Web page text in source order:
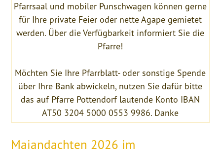
Pfarrsaal und mobiler Punschwagen können gerne
für Ihre private Feier oder nette Agape gemietet
werden. Über die Verfügbarkeit informiert Sie die
Pfarre!
Möchten Sie Ihre Pfarrblatt- oder sonstige Spende
über Ihre Bank abwickeln, nutzen Sie dafür bitte
das auf Pfarre Pottendorf lautende Konto IBAN
AT50 3204 5000 0553 9986. Danke
Maiandachten 2026 im